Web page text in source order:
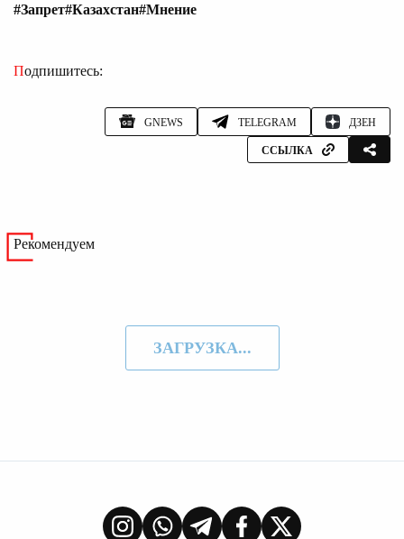
#Запрет#Казахстан#Мнение
Подпишитесь:
GNEWS TELEGRAM ДЗЕН
ССЫЛКА
Рекомендуем
ЗАГРУЗКА...